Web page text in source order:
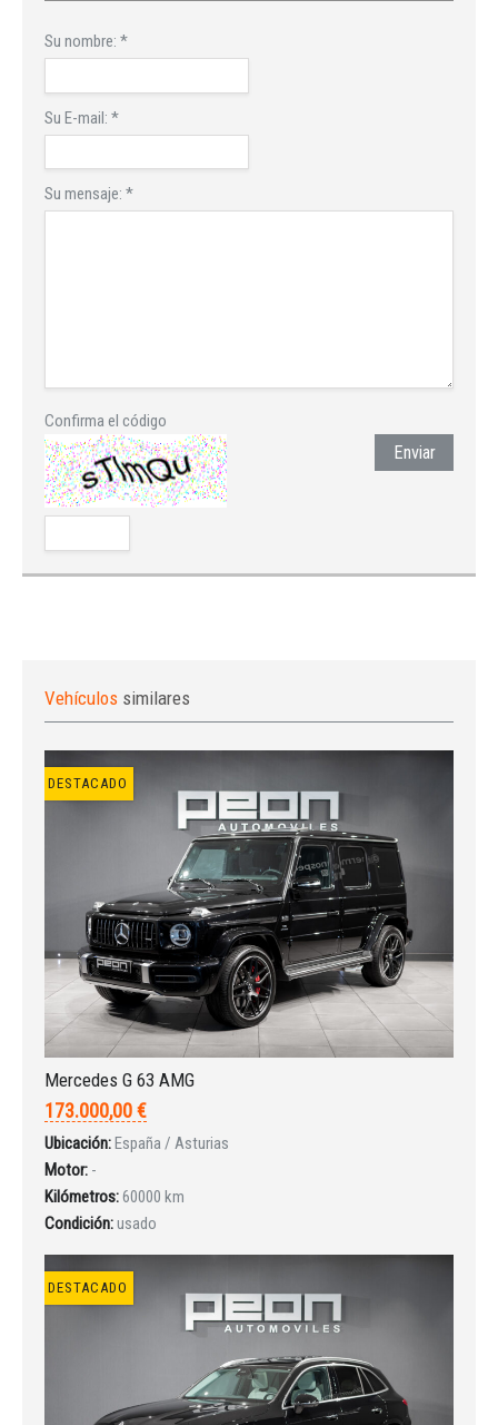
Iniciar sesión
Su nombre: *
Su E-mail: *
Su mensaje: *
Confirma el código
Enviar
Vehículos similares
DESTACADO
Mercedes G 63 AMG
173.000,00 €
Ubicación:España / Asturias
Motor: -
Kilómetros:60000 km
Condición:usado
DESTACADO